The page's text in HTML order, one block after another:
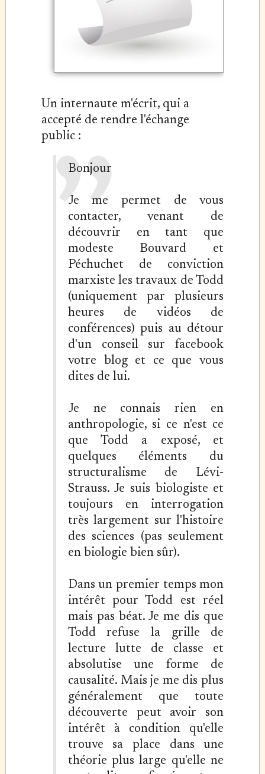
Un internaute m'écrit, qui a
accepté de rendre l'échange
public :
Bonjour
Je me permet de vous
contacter, venant de
découvrir en tant que
modeste Bouvard et
Péchuchet de conviction
marxiste les travaux de Todd
(uniquement par plusieurs
heures de vidéos de
conférences) puis au détour
d'un conseil sur facebook
votre blog et ce que vous
dites de lui.
Je ne connais rien en
anthropologie, si ce n'est ce
que Todd a exposé, et
quelques éléments du
structuralisme de Lévi-
Strauss. Je suis biologiste et
toujours en interrogation
très largement sur l'histoire
des sciences (pas seulement
en biologie bien sûr).
Dans un premier temps mon
intérêt pour Todd est réel
mais pas béat. Je me dis que
Todd refuse la grille de
lecture lutte de classe et
absolutise une forme de
causalité. Mais je me dis plus
généralement que toute
découverte peut avoir son
intérêt à condition qu'elle
trouve sa place dans une
théorie plus large qu'elle ne